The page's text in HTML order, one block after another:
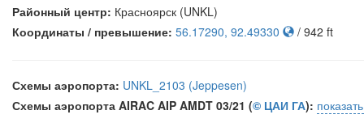
Районный центр: Красноярск (UNKL)
Координаты / превышение: 56.17290, 92.49330 / 942 ft
Схемы аэропорта: UNKL_2103 (Jeppesen)
Схемы аэропорта AIRAC AIP AMDT 03/21 (© ЦАИ ГА):